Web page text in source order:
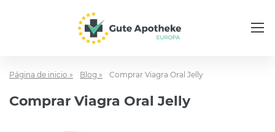
Página de inicio » Blog » Comprar Viagra Oral Jelly
Comprar Viagra Oral Jelly